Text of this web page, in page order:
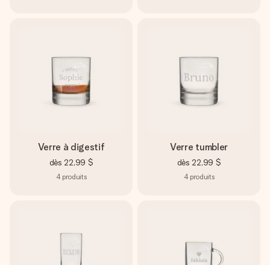
Verre à digestif
dès 22,99 $
4 produits
Verre tumbler
dès 22,99 $
4 produits